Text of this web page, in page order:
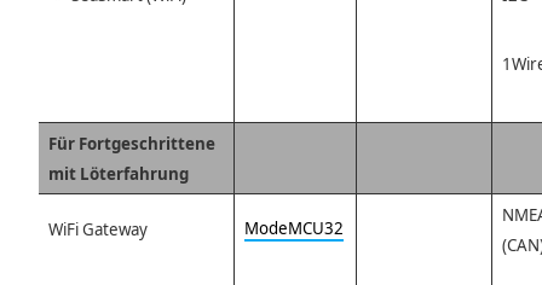
Für Fortgeschrittene
mit Löterfahrung
WiFi Gateway ModeMCU32